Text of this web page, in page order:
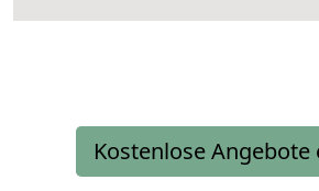
Kostenlose Angebote